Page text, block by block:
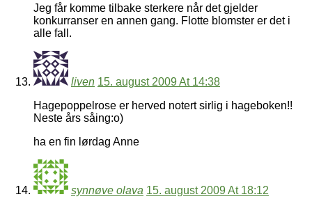
Jeg får komme tilbake sterkere når det gjelder
konkurranser en annen gang. Flotte blomster er det i
alle fall.
liven 15. august 2009 At 14:38
Hagepoppelrose er herved notert sirlig i hageboken!!
Neste års såing:o)
ha en fin lørdag Anne
synnøve olava 15. august 2009 At 18:12